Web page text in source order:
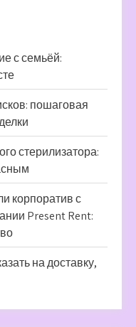
с семьёй:
пошаговая
стерилизатора:
корпоратив с
Present Rent:
на доставку,